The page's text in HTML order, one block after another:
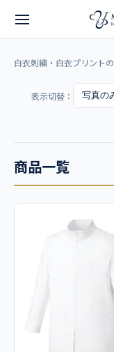
白衣刺繍・白衣プリント
表示切替：
商品一覧